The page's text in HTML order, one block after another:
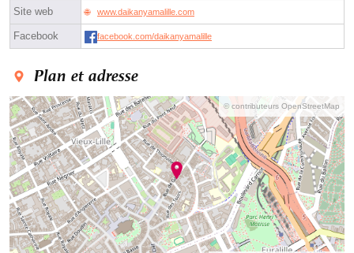
Site web www.daikanyamalille.com
Facebook facebook.com/daikanyamalille
Plan et adresse
© contributeurs OpenStreetMap